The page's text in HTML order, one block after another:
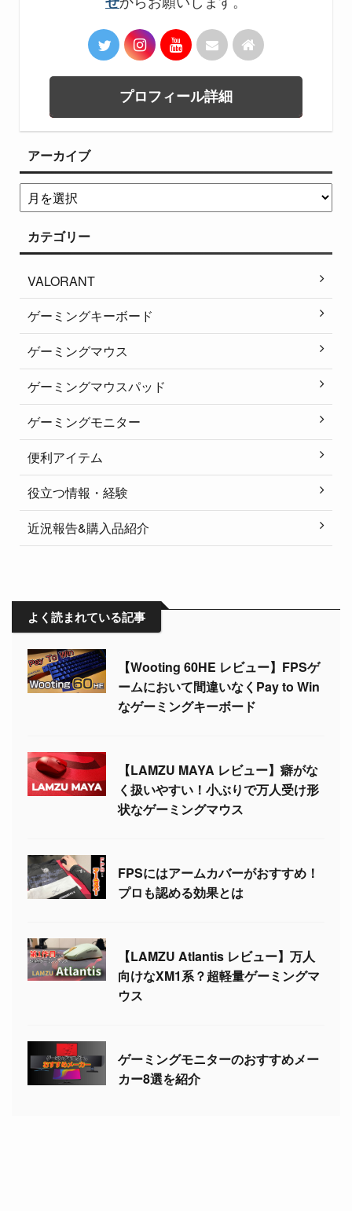
プロフィール詳細
アーカイブ
カテゴリー
VALORANT
ゲーミングキーボード
ゲーミングマウス
ゲーミングマウスパッド
ゲーミングモニター
便利アイテム
役立つ情報・経験
近況報告&購入品紹介
よく読まれている記事
【Wooting 60HE レビュー】FPSゲ
ームにおいて間違いなくPay to Win
なゲーミングキーボード
【LAMZU MAYA レビュー】癖がな
く扱いやすい！小ぶりで万人受け形
状なゲーミングマウス
FPSにはアームカバーがおすすめ！
プロも認める効果とは
【LAMZU Atlantis レビュー】万人
向けなXM1系？超軽量ゲーミングマ
ウス
ゲーミングモニターのおすすめメー
カー8選を紹介